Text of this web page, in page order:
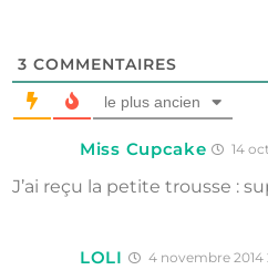
3 COMMENTAIRES
le plus ancien
Miss Cupcake 14
J’ai reçu la petite trousse :
LOLI 4 novembre 2014